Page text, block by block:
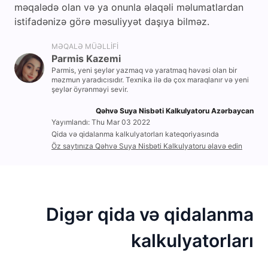
məqalədə olan və ya onunla əlaqəli məlumatlardan
istifadənizə görə məsuliyyət daşıya bilməz.
MƏQALƏ MÜƏLLIFI
Parmis Kazemi
Parmis, yeni şeylər yazmaq və yaratmaq həvəsi olan bir
məzmun yaradıcısıdır. Texnika ilə də çox maraqlanır və yeni
şeylər öyrənməyi sevir.
Qəhvə Suya Nisbəti Kalkulyatoru Azərbaycan
Yayımlandı: Thu Mar 03 2022
Qida və qidalanma kalkulyatorları kateqoriyasında
Öz saytınıza Qəhvə Suya Nisbəti Kalkulyatoru əlavə edin
Digər qida və qidalanma
kalkulyatorları